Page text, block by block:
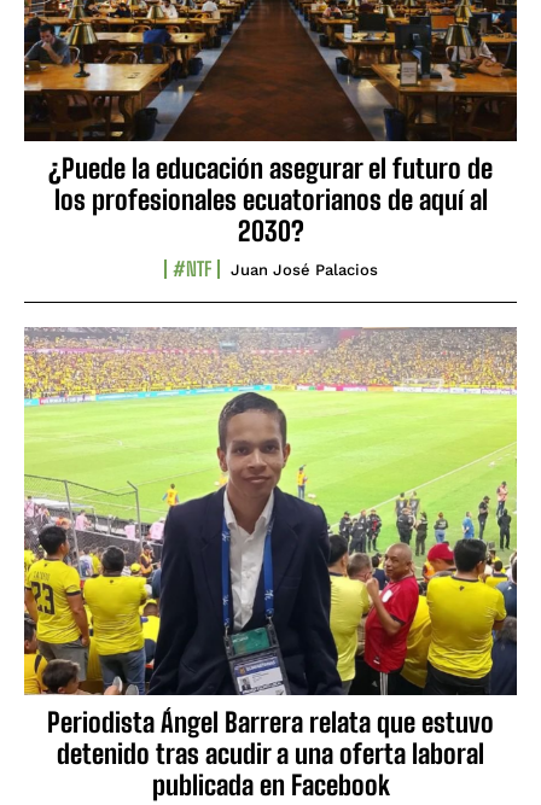
¿Puede la educación asegurar el futuro de
los profesionales ecuatorianos de aquí al
2030?
#NTF Juan José Palacios
Periodista Ángel Barrera relata que estuvo
detenido tras acudir a una oferta laboral
publicada en Facebook